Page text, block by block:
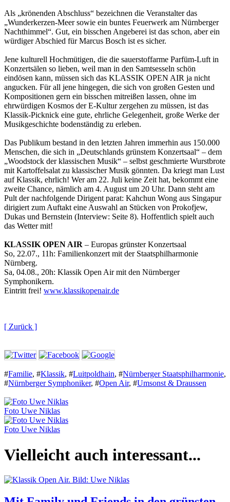
Als „krönenden Abschluss“ bezeichnen die Veranstalter das
„Wunderkerzen-Meer sowie ein buntes Feuerwerk am Nürnberger
Nachthimmel“. Gut, ein bisschen Angeberei ist das schon, aber ein
würdiger Abschied für Marcus Bosch ist es sicher.
Jene kulturell Hochmütigen, die die sauerstoffarme Parfüm-Luft in
Konzertsälen so lieben, weil man in den Samtsesseln schön
eindösen kann, müssen sich das KLASSIK OPEN AIR ja nicht
angucken. Für all jene hingegen, die sich von großen Gesten und
Kompositionen gern ein bisschen mitreißen lassen, ohne im
ehrwürdigen Kosmos der E-Kultur zergehen zu müssen, ist das
Klassik-Picknick eine gute, ehrliche Gelegenheit, große Werke der
Musikgeschichte bodenständig zu erleben.
Das Publikum bestand in den letzten Jahren immerhin aus 150.000
Menschen, die sich in „Deutschlands grünstem Konzertsaal“ – dem
„Woodstock der klassischen Musik“ – selbst geschmierte Wurstbrote
mit Kartoffelsalat zu klassischer Musik gönnten. Da kriegt man Lust
auf Klassik, ehrlich! Wer am 22. Juli keine Zeit hat, bekommt eine
zweite Chance, nämlich am 4. August um 20 Uhr. Dann steht am
Pult der nachfolgende Dirigent parat: Kahchun Wong aus Singapur
dirigiert zum Auftakt eine Auswahl an Stücken von Prokofjew,
Dukas und Bernstein (Interview: Seite 8). Hoffentlich spielt auch
das Wetter mit!
KLASSIK OPEN AIR – Europas grünster Konzertsaal
So, 22.07., 11h: Familienkonzert mit der Staatsphilharmonie
Nürnberg.
Sa, 04.08., 20h: Klassik Open Air mit den Nürnberger
Symphonikern.
Eintritt frei! www.klassikopenair.de
[ Zurück ]
#Familie, #Klassik, #Luitpoldhain, #Nürnberger Staatsphilharmonie,
#Nürnberger Symphoniker, #Open Air, #Umsonst & Draussen
Foto Uwe Niklas
Foto Uwe Niklas
Vielleicht auch interessant...